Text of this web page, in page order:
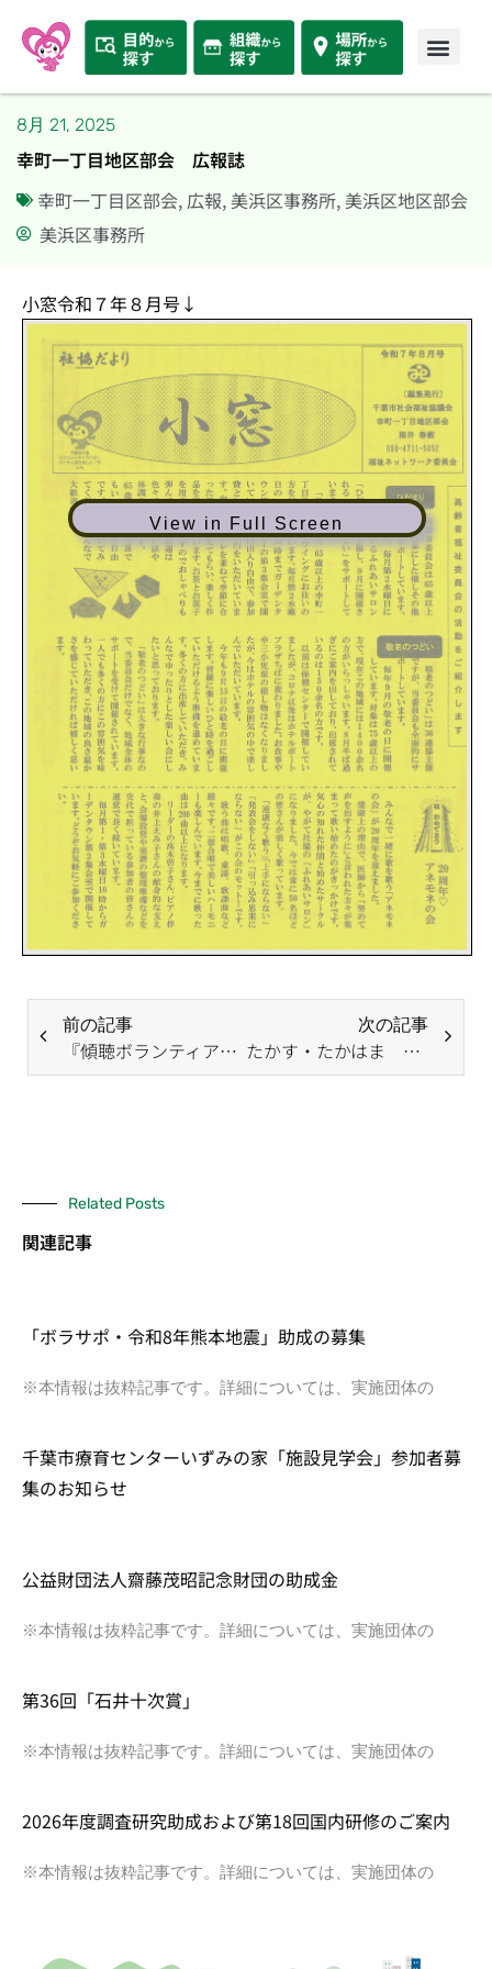
8月 21, 2025
幸町一丁目地区部会 広報誌
幸町一丁目区部会, 広報,美浜区事務所,美浜区地区部会
美浜区事務所
小窓令和７年８月号↓
View in Full Screen
前の記事
『傾聴ボランティア入門講座』参加者大募集！
次の記事
たかす・たかはま 広報紙
Related Posts
関連記事
「ボラサポ・令和8年熊本地震」助成の募集
※本情報は抜粋記事です。詳細については、実施団体の
千葉市療育センターいずみの家「施設見学会」参加者募
集のお知らせ
公益財団法人齋藤茂昭記念財団の助成金
※本情報は抜粋記事です。詳細については、実施団体の
第36回「石井十次賞」
※本情報は抜粋記事です。詳細については、実施団体の
2026年度調査研究助成および第18回国内研修のご案内
※本情報は抜粋記事です。詳細については、実施団体の